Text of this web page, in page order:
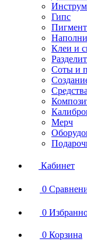
Гипс
Клеи и
Соты и
Мерч
Кабинет
0
0
0 Корзина